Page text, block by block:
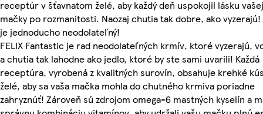
receptúr v šťavnatom želé, aby každý deň uspokojil lásku vašej
mačky po rozmanitosti. Naozaj chutia tak dobre, ako vyzerajú!
je jednoducho neodolateľný!
FELIX Fantastic je rad neodolateľných krmív, ktoré vyzerajú,
a chutia tak lahodne ako jedlo, ktoré by ste sami uvarili! Každá
receptúra, vyrobená z kvalitných surovín, obsahuje krehké
želé, aby sa vaša mačka mohla do chutného krmiva poriadne
zahryznúť! Zároveň sú zdrojom omega-6 mastných kyselín a